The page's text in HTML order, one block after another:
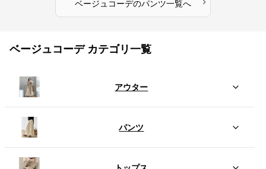
ベージュコーデのパンツ一覧へ
ベージュコーデ カテゴリ一覧
アウター
パンツ